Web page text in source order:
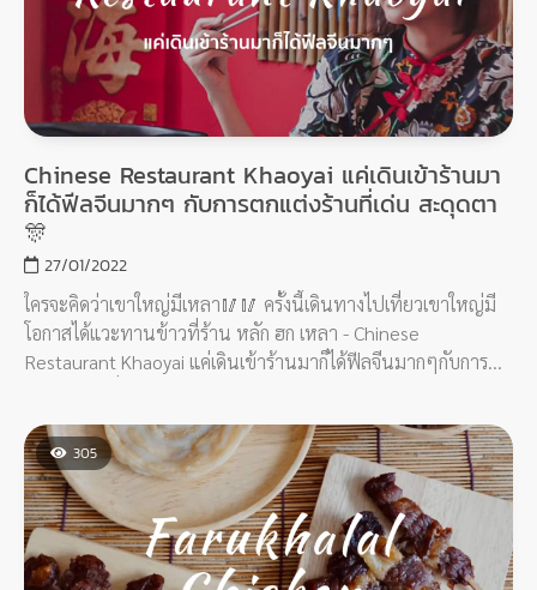
Chinese Restaurant Khaoyai แค่เดินเข้าร้านมา
ก็ได้ฟีลจีนมากๆ กับการตกแต่งร้านที่เด่น สะดุดตา
🎊
27/01/2022
ใครจะคิดว่าเขาใหญ่มีเหลา🥢🥢 ครั้งนี้เดินทางไปเที่ยวเขาใหญ่มี
โอกาสได้แวะทานข้าวที่ร้าน หลัก ฮก เหลา - Chinese
Restaurant Khaoyai แค่เดินเข้าร้านมาก็ได้ฟีลจีนมากๆกับการ
305